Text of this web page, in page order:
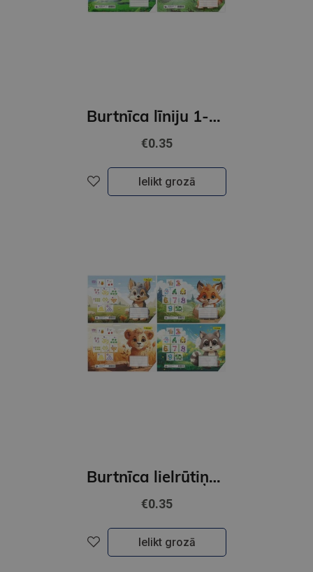
Burtnīca līniju 1-2.klasei 17x24,12lp
€0.35
Ielikt grozā
Burtnīca lielrūtiņu 1.klasei 17x24,6x6 12lp
€0.35
Ielikt grozā